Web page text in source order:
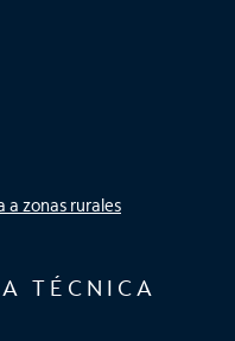
a zonas rurales
TÉCNICA